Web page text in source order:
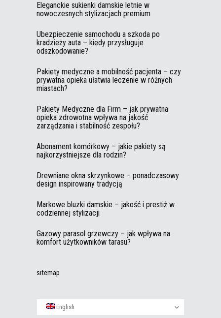
Eleganckie sukienki damskie letnie w
nowoczesnych stylizacjach premium
Ubezpieczenie samochodu a szkoda po
kradzieży auta – kiedy przysługuje
odszkodowanie?
Pakiety medyczne a mobilność pacjenta – czy
prywatna opieka ułatwia leczenie w różnych
miastach?
Pakiety Medyczne dla Firm – jak prywatna
opieka zdrowotna wpływa na jakość
zarządzania i stabilność zespołu?
Abonament komórkowy – jakie pakiety są
najkorzystniejsze dla rodzin?
Drewniane okna skrzynkowe – ponadczasowy
design inspirowany tradycją
Markowe bluzki damskie – jakość i prestiż w
codziennej stylizacji
Gazowy parasol grzewczy – jak wpływa na
komfort użytkowników tarasu?
sitemap
English